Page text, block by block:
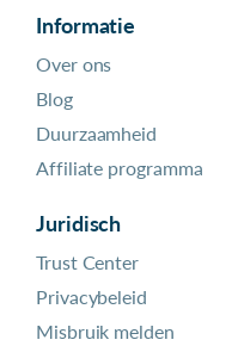
Informatie
Over ons
Blog
Duurzaamheid
Affiliate programma
Juridisch
Trust Center
Privacybeleid
Misbruik melden